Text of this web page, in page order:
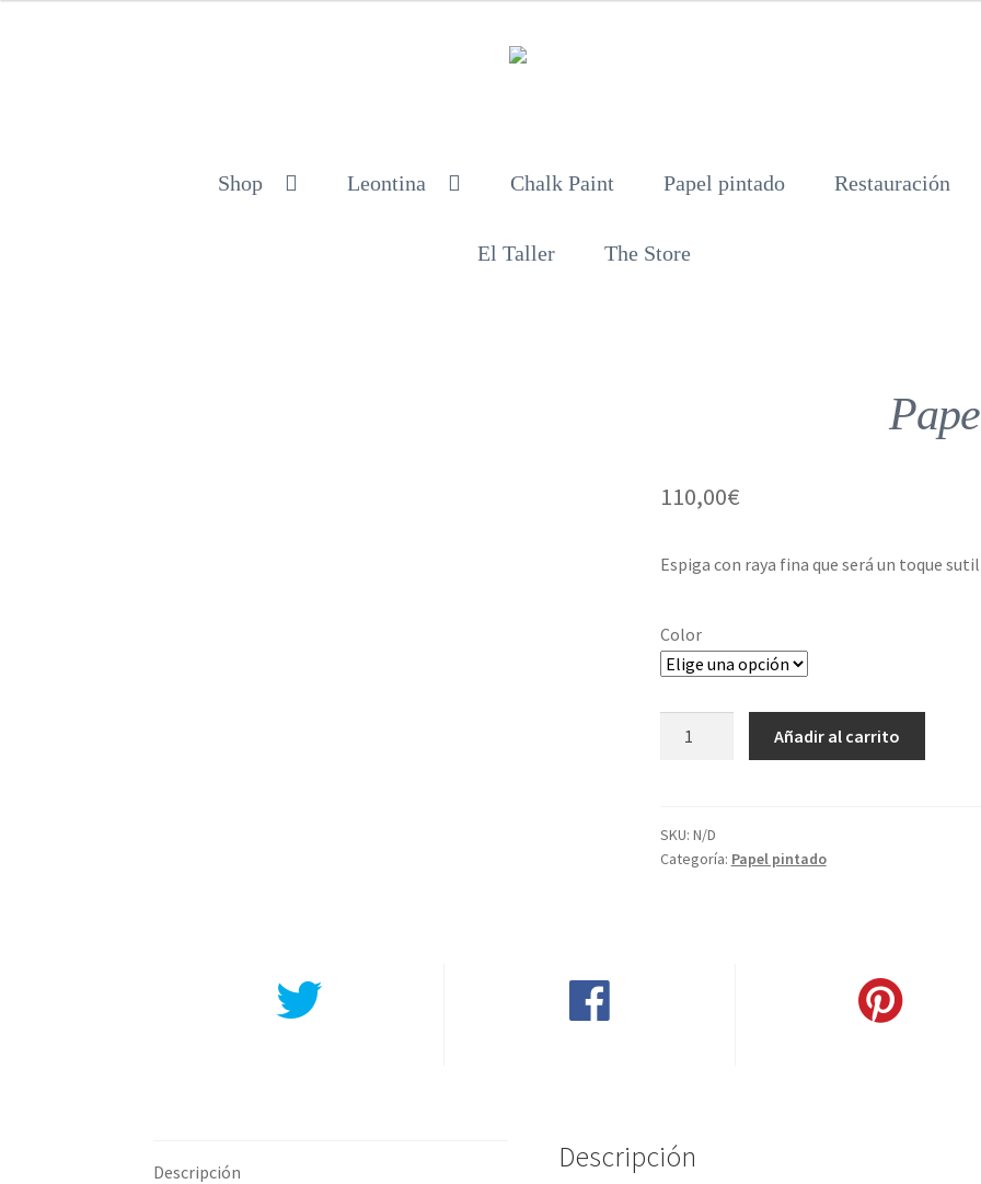
Shop Leontina Chalk Paint Papel pintado Restauración
El Taller The Store
110,00€
Espiga con raya fina que será un toque
Color
Añadir al carrito
SKU: N/D
Categoría: Papel pintado
Descripción Descripción